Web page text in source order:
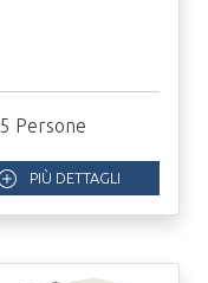
5 Persone
PIÙ DETTAGLI